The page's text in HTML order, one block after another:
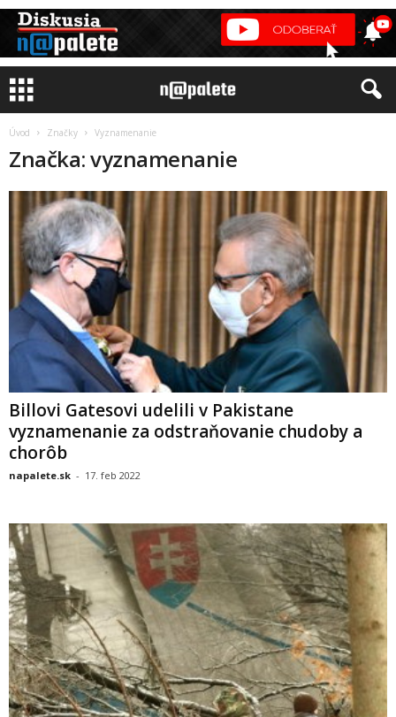
Úvod Značky Vyznamenanie
Značka: vyznamenanie
Billovi Gatesovi udelili v Pakistane
vyznamenanie za odstraňovanie chudoby a
chorôb
napalete.sk - 17. feb 2022